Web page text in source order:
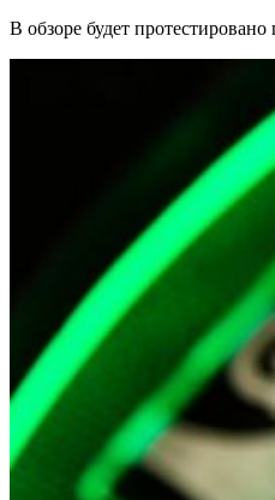
В обзоре будет протестировано